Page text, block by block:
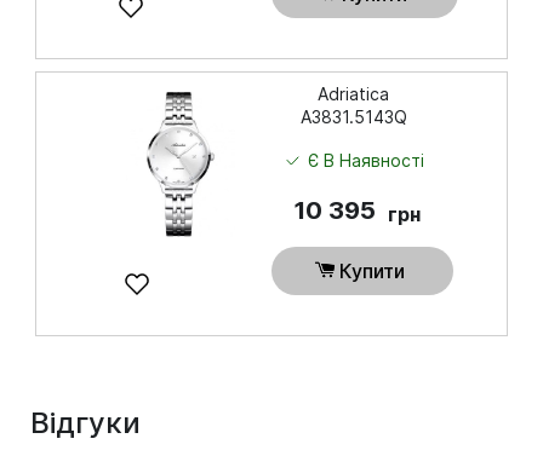
Adriatica
A3831.5143Q
Є В Наявності
10 395 грн
Купити
Відгуки